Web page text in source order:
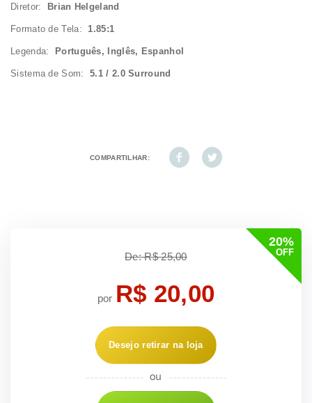
Diretor: Brian Helgeland
Formato de Tela: 1.85:1
Legenda: Português, Inglês, Espanhol
Sistema de Som:5.1 / 2.0 Surround
COMPARTILHAR:
20%
OFF
De: R$ 25,00
por R$ 20,00
Desejo retirar na loja